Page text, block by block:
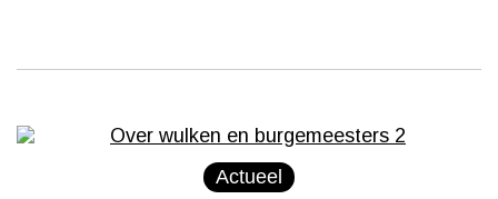
Actueel